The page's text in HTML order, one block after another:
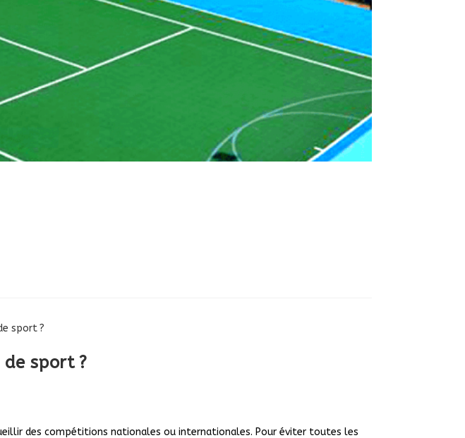
sport ?
des compétitions nationales ou internationales. Pour éviter toutes les